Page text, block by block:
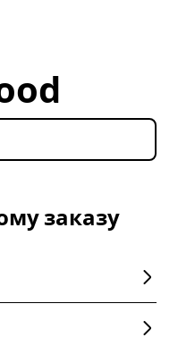
заказу